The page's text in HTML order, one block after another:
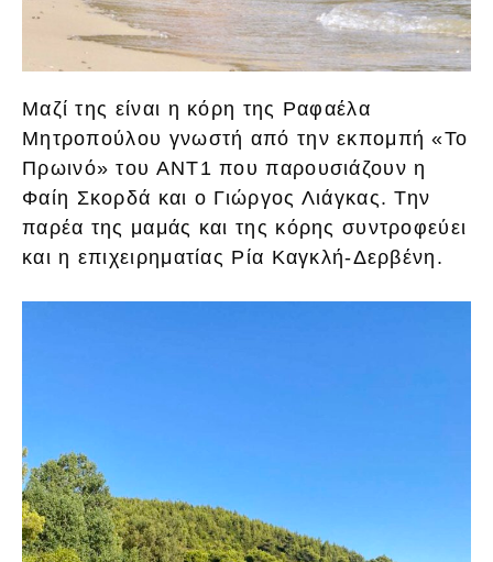
Μαζί της είναι η κόρη της Ραφαέλα
Μητροπούλου γνωστή από την εκπομπή «Το
Πρωινό» του ΑΝΤ1 που παρουσιάζουν η
Φαίη Σκορδά και ο Γιώργος Λιάγκας. Την
παρέα της μαμάς και της κόρης συντροφεύει
και η επιχειρηματίας Ρία Καγκλή-Δερβένη.